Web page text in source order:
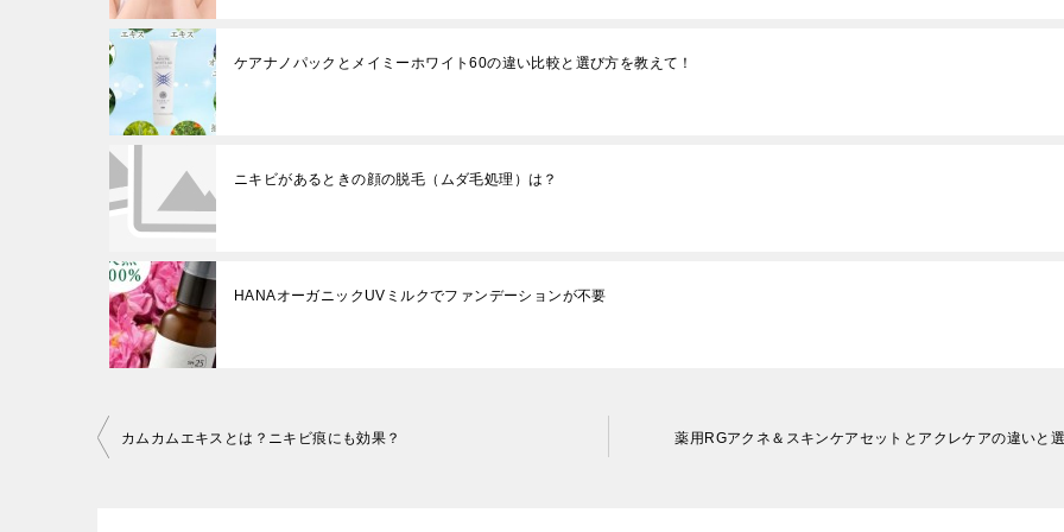
ケアナノパックとメイミーホワイト60の違い比較と選び方を教えて！
ニキビがあるときの顔の脱毛（ムダ毛処理）は？
HANAオーガニックUVミルクでファンデーションが不要
投
カムカムエキスとは？ニキビ痕にも効果？ 薬用RGアクネ＆スキンケアセットとアクレケアの違いと